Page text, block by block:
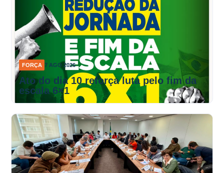
FORÇA 7 AGO 2026
Ato do dia 10 reforça luta pelo fim da
escala 6×1